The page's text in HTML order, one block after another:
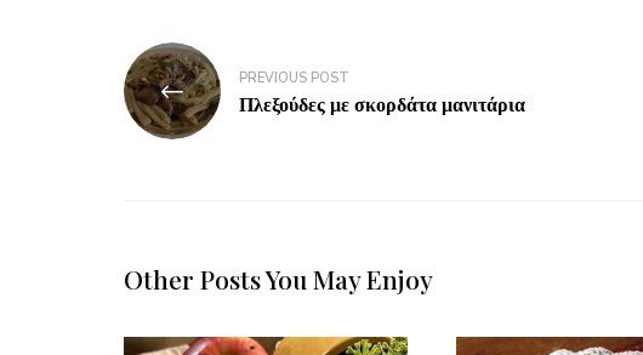
PREVIOUS POST
Πλεξούδες με σκορδάτα μανιτάρια
Other Posts You May Enjoy